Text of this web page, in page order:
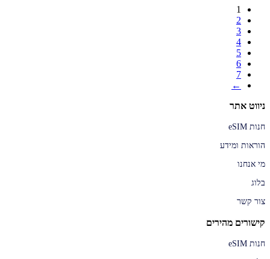
1
2
3
4
5
6
7
←
ניווט אתר
חנות eSIM
הוראות ומידע
מי אנחנו
בלוג
צור קשר
קישורים מהירים
חנות eSIM